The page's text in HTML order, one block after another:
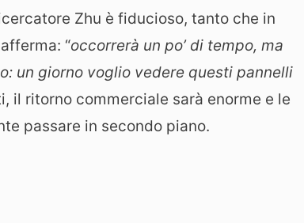
Zhu è fiducioso, tanto che in
“occorrerà un po’ di tempo, ma
un giorno voglio vedere questi pannelli
il ritorno commerciale sarà enorme e le
passare in secondo piano.